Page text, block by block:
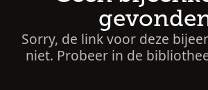
Sorry, de link voor deze
niet. Probeer in de